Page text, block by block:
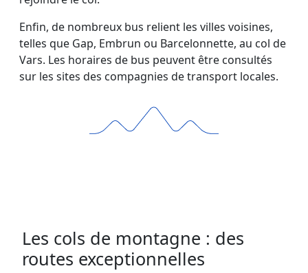
Enfin, de nombreux bus relient les villes voisines,
telles que Gap, Embrun ou Barcelonnette, au col de
Vars. Les horaires de bus peuvent être consultés
sur les sites des compagnies de transport locales.
Les cols de montagne : des
routes exceptionnelles